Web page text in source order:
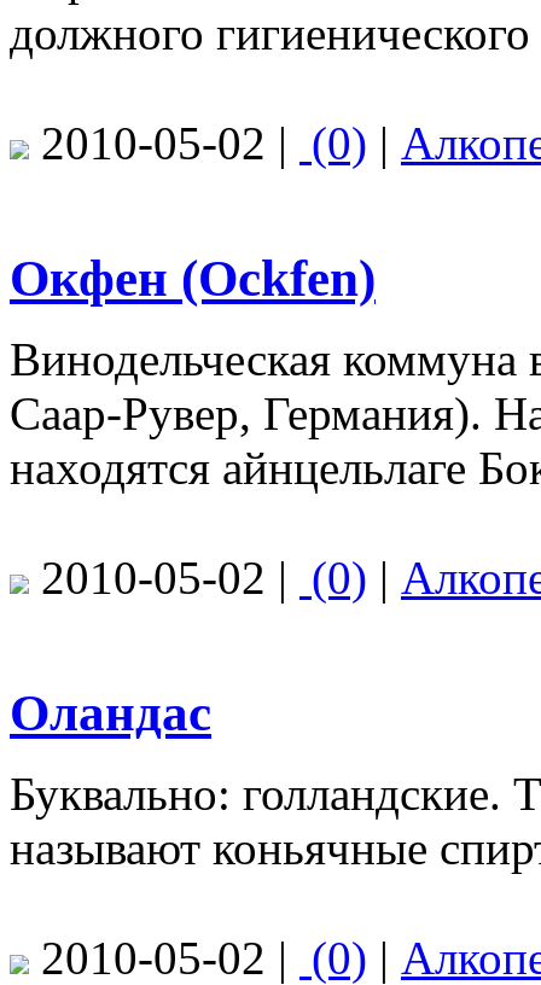
должного
2010-05-02 | (0) |
Окфен (Ockfen)
Винодельческая коммуна
Саар-Рувер, Германия).
находятся айнцельлаге
2010-05-02 | (0) |
Оландас
Буквально: голландские.
называют коньячные
2010-05-02 | (0) |